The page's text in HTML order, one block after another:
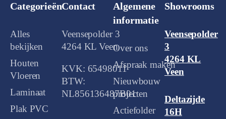
Categorieën
Alles
bekijken
Houten
Vloeren
Laminaat
Plak PVC
Contact
Veensepolder 3
4264 KL Veen
KVK: 65498011
BTW:
NL856136487B01
Algemene
informatie
Over ons
Afspraak maken
Nieuwbouw
projecten
Actiefolder
Showrooms
Veensepolder
3
4264 KL
Veen
Deltazijde
16H